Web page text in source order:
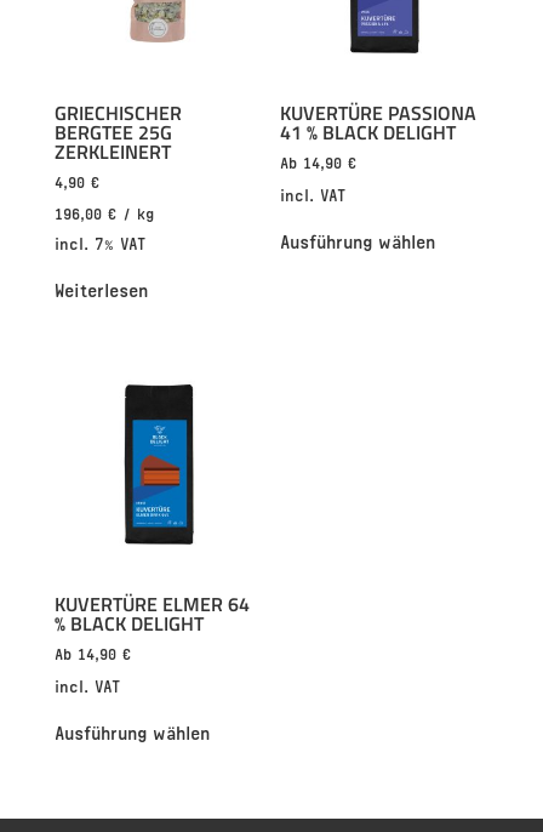
GRIECHISCHER
BERGTEE 25G
ZERKLEINERT
4,90 €
196,00 €/ kg
incl. 7% VAT
Weiterlesen
KUVERTÜRE PASSIONA
41 % BLACK DELIGHT
Ab 14,90€
incl. VAT
Ausführung wählen
KUVERTÜRE ELMER 64
% BLACK DELIGHT
Ab 14,90 €
incl. VAT
Ausführung wählen